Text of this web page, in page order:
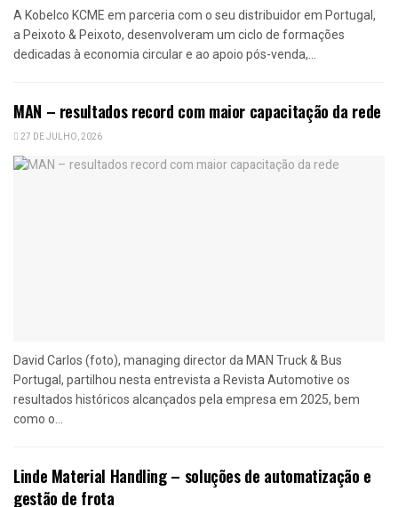
A Kobelco KCME em parceria com o seu distribuidor em Portugal,
a Peixoto & Peixoto, desenvolveram um ciclo de formações
dedicadas à economia circular e ao apoio pós-venda,...
MAN – resultados record com maior capacitação da rede
27 DE JULHO, 2026
David Carlos (foto), managing director da MAN Truck & Bus
Portugal, partilhou nesta entrevista a Revista Automotive os
resultados históricos alcançados pela empresa em 2025, bem
como o...
Linde Material Handling – soluções de automatização e
gestão de frota